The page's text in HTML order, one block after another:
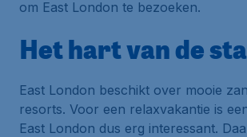
om East London te bezoeken.
Het hart van de
East London beschikt over mooie
resorts. Voor een relaxvakantie is
East London dus erg interessant.